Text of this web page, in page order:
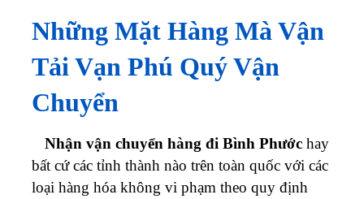
Những Mặt Hàng Mà Vận
Tải Vạn Phú QuýVận
Chuyển
Nhận vận chuyển hàng đi Bình Phước hay
bất cứ các tỉnh thành nào trên toàn quốc với các
loại hàng hóa không vi phạm theo quy định